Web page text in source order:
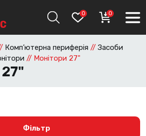
0 0
Комп’ютерна периферія // Засоби
// Монітори 27"
Фільтр